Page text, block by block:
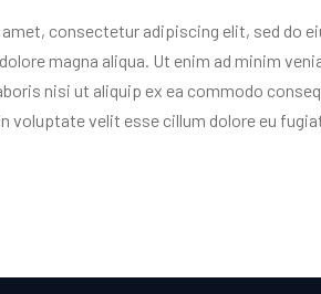
consectetur adipiscing elit, sed do
magna aliqua. Ut enim ad minim
nisi ut aliquip ex ea commodo
voluptate velit esse cillum dolore eu